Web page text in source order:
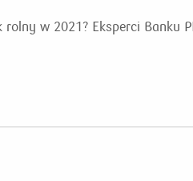
w 2021? Eksperci Banku